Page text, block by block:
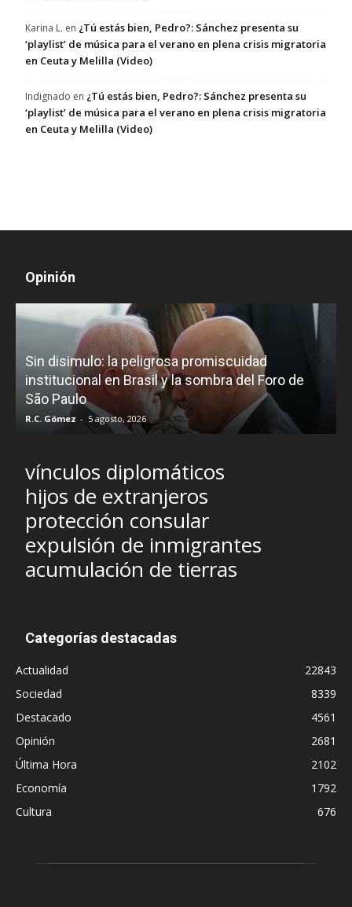
Karina L. en ¿Tú estás bien, Pedro?: Sánchez presenta su
‘playlist’ de música para el verano en plena crisis migratoria
en Ceuta y Melilla (Video)
Indignado en ¿Tú estás bien, Pedro?: Sánchez presenta su
‘playlist’ de música para el verano en plena crisis migratoria
en Ceuta y Melilla (Video)
Opinión
Sin disimulo: la peligrosa promiscuidad
institucional en Brasil y la sombra del Foro de
São Paulo
R.C. Gómez - 5 agosto, 2026
vínculos diplomáticos
hijos de extranjeros
protección consular
expulsión de inmigrantes
acumulación de tierras
Categorías destacadas
Actualidad
22843
Sociedad
8339
Destacado
4561
Opinión
2681
Última Hora
2102
Economía
1792
Cultura
676